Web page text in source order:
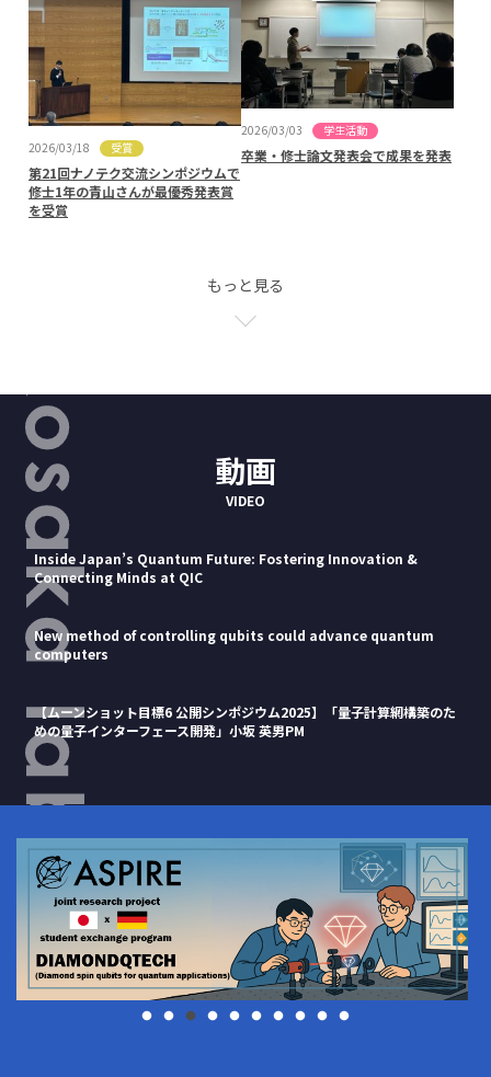
2026/03/18 受賞
第21回ナノテク交流シンポジウムで
修士1年の青山さんが最優秀発表賞
を受賞
2026/03/03 学生活動
卒業・修士論文発表会で成果を発表
もっと見る
動画
VIDEO
Inside Japan’s Quantum Future: Fostering Innovation &
Connecting Minds at QIC
New method of controlling qubits could advance quantum
computers
【ムーンショット目標6 公開シンポジウム2025】「量子計算網構築のた
めの量子インターフェース開発」小坂 英男PM